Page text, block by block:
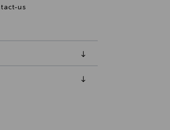
us
toodete puhul
originaalpakendis.